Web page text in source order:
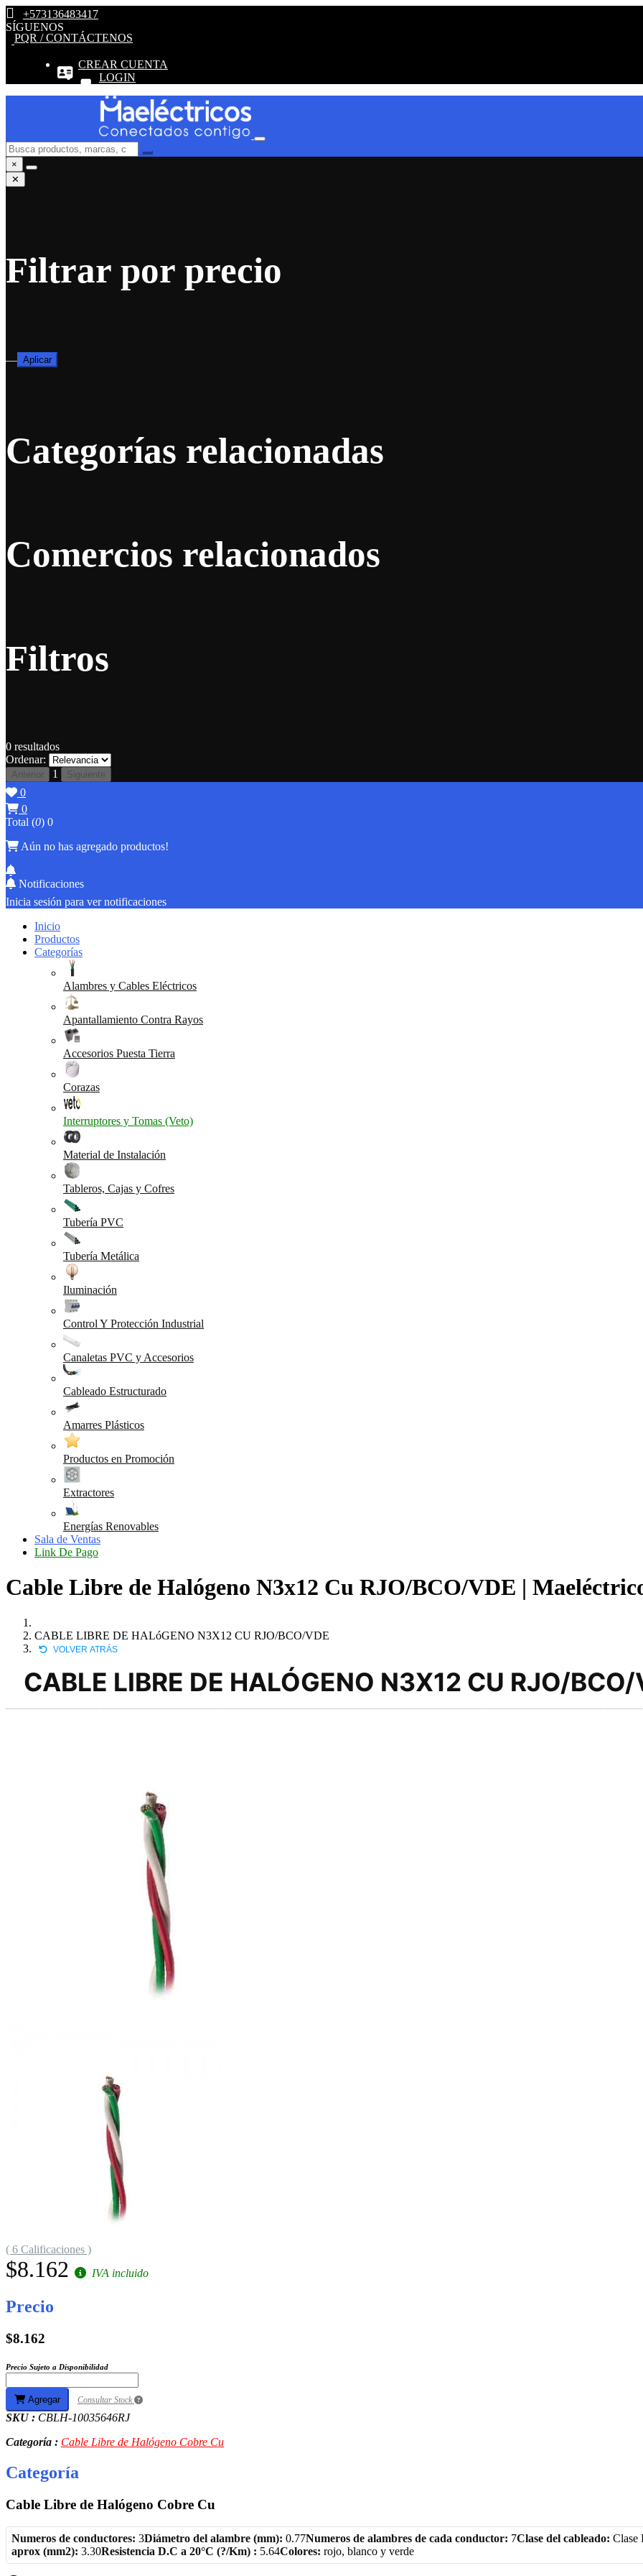
+573136483417
SÍGUENOS
PQR / CONTÁCTENOS
CREAR CUENTA
LOGIN
×
✕
Filtrar por precio
— Aplicar
Categorías relacionadas
Comercios relacionados
Filtros
0 resultados
Ordenar:
Anterior 1 Siguiente
0
0
Total (0) 0
Aún no has agregado productos!
Notificaciones
Inicia sesión para ver notificaciones
Inicio
Productos
Categorías
Alambres y Cables Eléctricos
Apantallamiento Contra Rayos
Accesorios Puesta Tierra
Corazas
Interruptores y Tomas (Veto)
Material de Instalación
Tableros, Cajas y Cofres
Tubería PVC
Tubería Metálica
Iluminación
Control Y Protección Industrial
Canaletas PVC y Accesorios
Cableado Estructurado
Amarres Plásticos
Productos en Promoción
Extractores
Energías Renovables
Sala de Ventas
Link De Pago
Cable Libre de Halógeno N3x12 Cu RJO/BCO/VDE |
CABLE LIBRE DE HALóGENO N3X12 CU RJO/BCO/VDE
VOLVER ATRÁS
CABLE LIBRE DE HALÓGENO N3X12 CU RJO/BCO/
( 6 Calificaciones )
$8.162 IVA incluido
Precio
$8.162
Precio Sujeto a Disponibilidad
Agregar Consultar Stock
SKU : CBLH-10035646RJ
Categoría : Cable Libre de Halógeno Cobre Cu
Categoría
Cable Libre de Halógeno Cobre Cu
Numeros de conductores: 3Diámetro del alambre (mm): 0.77Numeros de alambres de cada conductor: 7Clase del cableado: Clase
aprox (mm2): 3.30Resistencia D.C a 20°C (?/Km) : 5.64Colores: rojo, blanco y verde